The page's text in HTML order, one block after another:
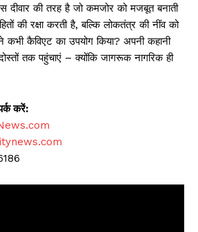
दीवार की तरह है जो कमजोर को मजबूत बनाती
की रक्षा करती है, बल्कि लोकतंत्र की नींव को
कैविएट का उपयोग किया? अपनी कहानी
तक पहुंचाएं – क्योंकि जागरूक नागरिक ही
करें: